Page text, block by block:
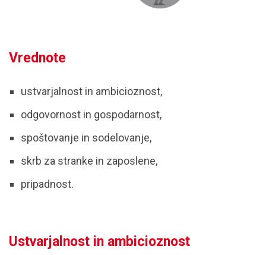
Vrednote
ustvarjalnost in ambicioznost,
odgovornost in gospodarnost,
spoštovanje in sodelovanje,
skrb za stranke in zaposlene,
pripadnost.
Ustvarjalnost in ambicioznost